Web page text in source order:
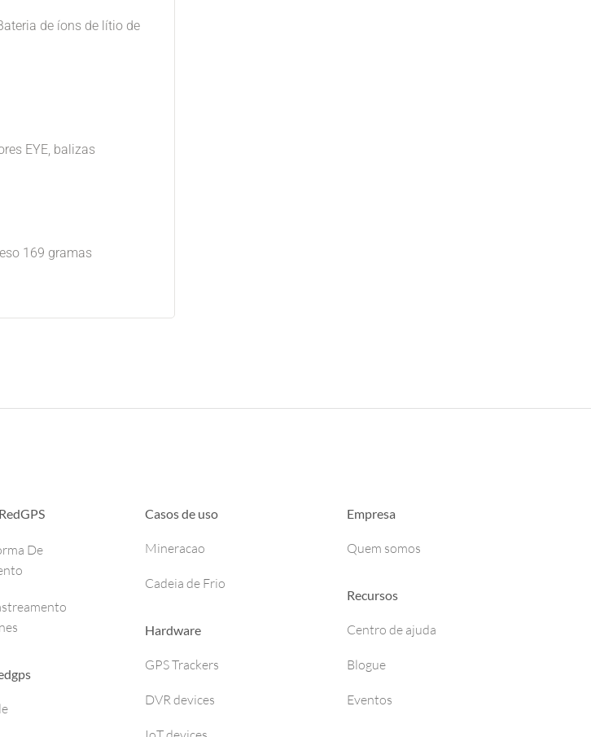
de íons de lítio de
EYE, balizas
169 gramas
De
Casos de uso
Mineracao
Cadeia de Frio
Hardware
GPS Trackers
DVR devices
Empresa
Quem somos
Recursos
Centro de ajuda
Blogue
Eventos